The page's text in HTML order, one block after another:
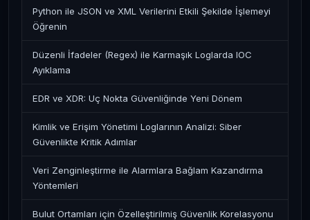
Python ile JSON ve XML Verilerini Etkili Şekilde İşlemeyi
Öğrenin
Düzenli İfadeler (Regex) ile Karmaşık Loglarda IOC
Ayıklama
EDR ve XDR: Uç Nokta Güvenliğinde Yeni Dönem
Kimlik ve Erişim Yönetimi Loglarının Analizi: Siber
Güvenlikte Kritik Adımlar
Veri Zenginleştirme ile Alarmlara Bağlam Kazandırma
Yöntemleri
Bulut Ortamları için Özelleştirilmiş Güvenlik Korelasyonu